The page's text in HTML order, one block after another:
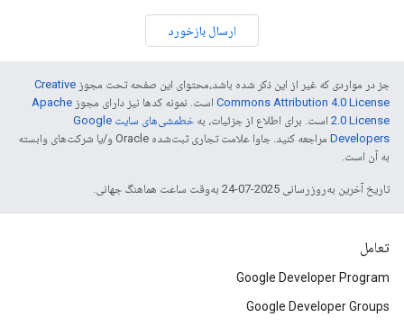
ارسال بازخورد
جز در مواردی که غیر از این ذکر شده باشد،‌محتوای این صفحه تحت مجوز Creative
Commons Attribution 4.0 License است. نمونه کدها نیز دارای مجوز Apache
2.0 License است. برای اطلاع از جزئیات، به
خطمشی‌های سایت Google
Developers‏
مراجعه کنید. جاوا علامت تجاری ثبت‌شده Oracle و/یا شرکت‌های وابسته
به آن است.
تاریخ آخرین به‌روزرسانی 2025-07-24 به‌وقت ساعت هماهنگ جهانی.
تعامل
Google Developer Program
Google Developer Groups